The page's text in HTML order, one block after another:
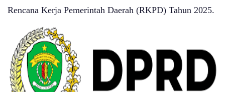
Rencana Kerja Pemerintah Daerah (RKPD) Tahun 2025.